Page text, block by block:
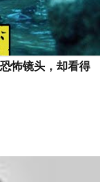
怖镜头，却看得